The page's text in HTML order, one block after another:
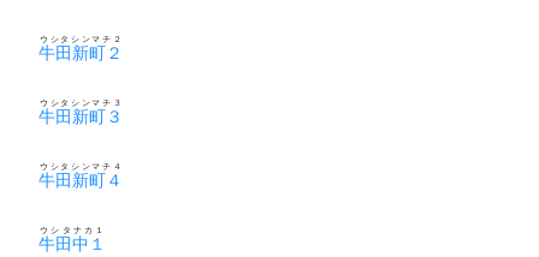
牛田新町２
ウシタシンマチ２
牛田新町３
ウシタシンマチ３
牛田新町４
ウシタシンマチ４
牛田中１
ウシタナカ１